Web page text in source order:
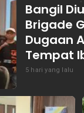
Bangil
Brigade
Dugaan
Tempat
5 hari yang lalu